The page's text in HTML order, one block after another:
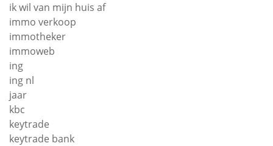
ik wil van mijn huis af
immo verkoop
immotheker
immoweb
ing
ing nl
jaar
kbc
keytrade
keytrade bank